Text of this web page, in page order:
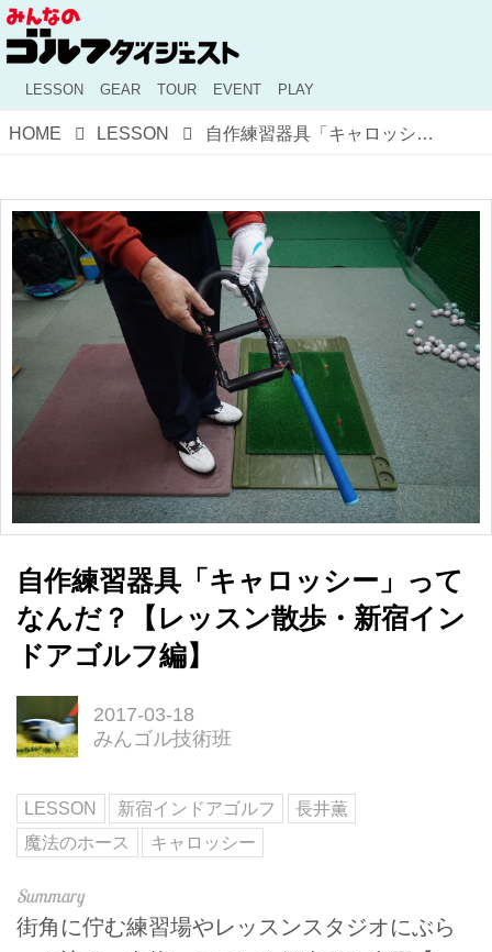
LESSON GEAR TOUR EVENT PLAY
HOME LESSON 自作練習器具「キャロッシー」ってなんだ？【レッスン散歩・新宿インドアゴルフ編】
自作練習器具「キャロッシー」って
なんだ？【レッスン散歩・新宿イン
ドアゴルフ編】
2017-03-18
みんゴル技術班
LESSON 新宿インドアゴルフ
長井薫
魔法のホース
キャロッシー
街角に佇む練習場やレッスンスタジオにぶら